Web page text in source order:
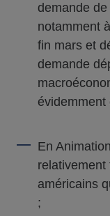
demande
notamment
fin mars et
demande
évidemment
En
américains
;